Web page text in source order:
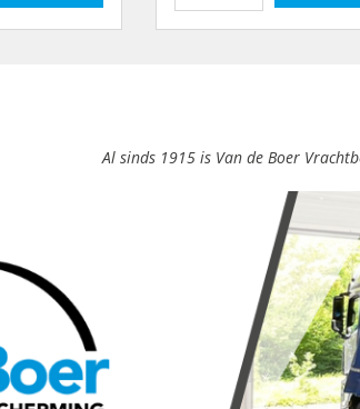
Al sinds 1915 is Van de Boer